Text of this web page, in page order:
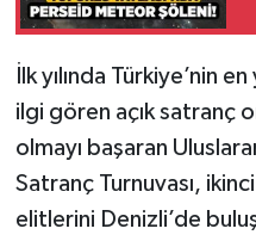
İlk yılında Türkiye’nin
ilgi gören açık satranç
olmayı başaran
Satranç Turnuvası,
elitlerini Denizli’de